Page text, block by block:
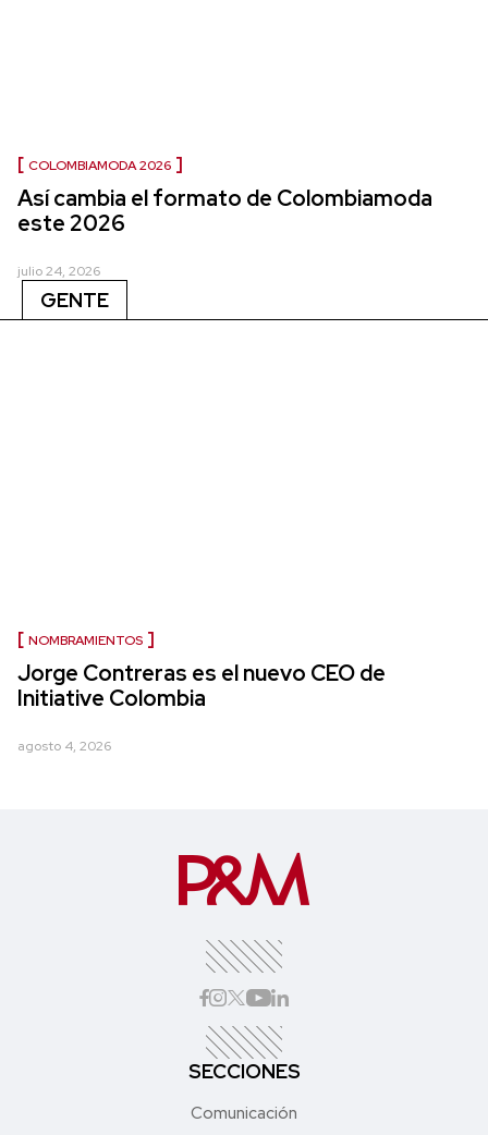
COLOMBIAMODA 2026
Así cambia el formato de Colombiamoda
este 2026
julio 24, 2026
GENTE
NOMBRAMIENTOS
Jorge Contreras es el nuevo CEO de
Initiative Colombia
agosto 4, 2026
SECCIONES
Comunicación